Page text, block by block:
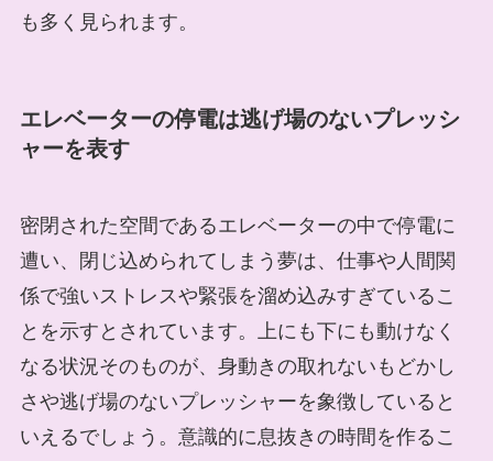
も多く見られます。
エレベーターの停電は逃げ場のないプレッシ
ャーを表す
密閉された空間であるエレベーターの中で停電に
遭い、閉じ込められてしまう夢は、仕事や人間関
係で強いストレスや緊張を溜め込みすぎているこ
とを示すとされています。上にも下にも動けなく
なる状況そのものが、身動きの取れないもどかし
さや逃げ場のないプレッシャーを象徴していると
いえるでしょう。意識的に息抜きの時間を作るこ